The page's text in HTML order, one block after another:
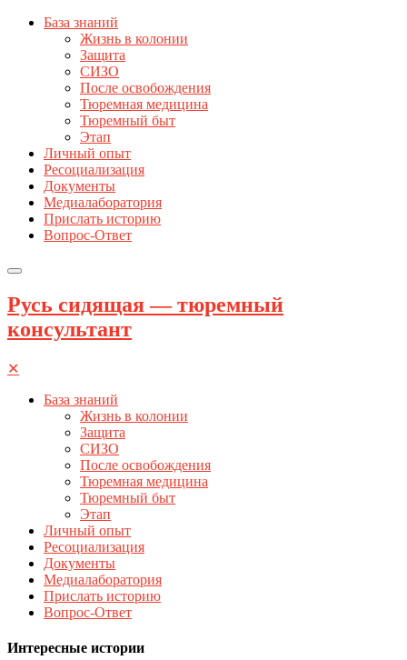
База знаний
Жизнь в колонии
Защита
СИЗО
После освобождения
Тюремная медицина
Тюремный быт
Этап
Личный опыт
Ресоциализация
Документы
Медиалаборатория
Прислать историю
Вопрос-Ответ
Русь сидящая — тюремный
консультант
✕
База знаний
Жизнь в колонии
Защита
СИЗО
После освобождения
Тюремная медицина
Тюремный быт
Этап
Личный опыт
Ресоциализация
Документы
Медиалаборатория
Прислать историю
Вопрос-Ответ
Интересные истории